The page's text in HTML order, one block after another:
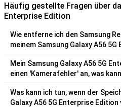
Häufig gestellte Fragen über
Enterprise Edition
Wie entferne ich den Samsung
meinem Samsung Galaxy A56
Mein Samsung Galaxy A56 5G
einen 'Kamerafehler' an, was
Was kann ich tun, wenn der
Galaxy A56 5G Enterprise